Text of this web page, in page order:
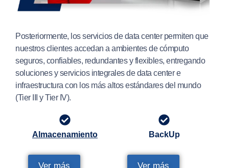
Posteriormente, los servicios de data center permiten que
nuestros clientes accedan a ambientes de cómputo
seguros, confiables, redundantes y flexibles, entregando
soluciones y servicios integrales de data center e
infraestructura con los más altos estándares del mundo
(Tier III y Tier IV).
Almacenamiento
Ver más
BackUp
Ver más